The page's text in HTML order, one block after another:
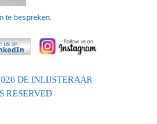
te bespreken.
DE INLIJSTERAAR
RESERVED